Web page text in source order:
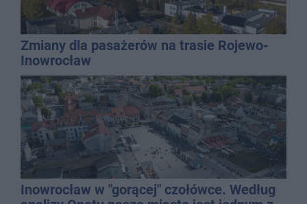
Zmiany dla pasażerów na trasie Rojewo-
Inowrocław
Inowrocław w "gorącej" czołówce. Według